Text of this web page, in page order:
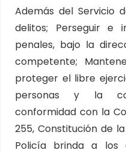
Además del Servicio
delitos; Perseguir e
penales, bajo la
competente;
proteger el libre
personas y la
conformidad con la
255, Constitución de
Policía brinda a los